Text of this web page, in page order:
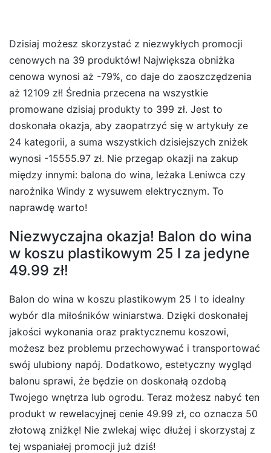
Dzisiaj możesz skorzystać z niezwykłych promocji
cenowych na 39 produktów! Największa obniżka
cenowa wynosi aż -79%, co daje do zaoszczędzenia
aż 12109 zł! Średnia przecena na wszystkie
promowane dzisiaj produkty to 399 zł. Jest to
doskonała okazja, aby zaopatrzyć się w artykuły ze
24 kategorii, a suma wszystkich dzisiejszych zniżek
wynosi -15555.97 zł. Nie przegap okazji na zakup
między innymi: balona do wina, leżaka Leniwca czy
narożnika Windy z wysuwem elektrycznym. To
naprawdę warto!
Niezwyczajna okazja! Balon do wina
w koszu plastikowym 25 l za jedyne
49.99 zł!
Balon do wina w koszu plastikowym 25 l to idealny
wybór dla miłośników winiarstwa. Dzięki doskonałej
jakości wykonania oraz praktycznemu koszowi,
możesz bez problemu przechowywać i transportować
swój ulubiony napój. Dodatkowo, estetyczny wygląd
balonu sprawi, że będzie on doskonałą ozdobą
Twojego wnętrza lub ogrodu. Teraz możesz nabyć ten
produkt w rewelacyjnej cenie 49.99 zł, co oznacza 50
złotową zniżkę! Nie zwlekaj więc dłużej i skorzystaj z
tej wspaniałej promocji już dziś!